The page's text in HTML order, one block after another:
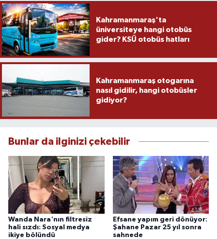
Kahramanmaraş'ta
üniversiteye hangi otobüs
gider? KSÜ otobüs hatları
Kahramanmaraş otogarına
nasıl gidilir, hangi otobüsler
gidiyor?
Bunlar da ilginizi çekebilir
Wanda Nara'nın filtresiz
hali sızdı: Sosyal medya
ikiye bölündü
Efsane yapım geri dönüyor:
Şahane Pazar 25 yıl sonra
sahnede